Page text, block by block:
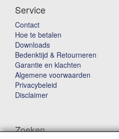
Service
Contact
Hoe te betalen
Downloads
Bedenktijd & Retourneren
Garantie en klachten
Algemene voorwaarden
Privacybeleid
Disclaimer
Zoeken